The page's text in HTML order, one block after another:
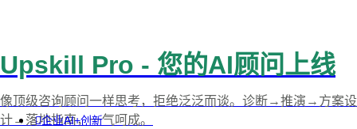
企业AI+创新
Upskill Pro - 您的AI顾问上线
像顶级咨询顾问一样思考，拒绝泛泛而谈。诊断→推演→方案设
计→落地指南，一气呵成。